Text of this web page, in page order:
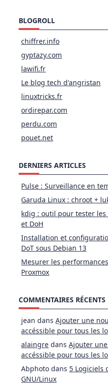
BLOGROLL
chiffrer.info
gyptazy.com
lawifi.fr
Le blog tech d'angristan
linuxtricks.fr
ordirepar.com
perdu.com
pouet.net
DERNIERS ARTICLES
Pulse : Surveillance en
Garuda Linux : chroot +
kdig : outil pour tester les
et DoH
Installation et
DoT sous Debian 13
Mesurer les
Proxmox
COMMENTAIRES RÉCENTS
jean dansAjouter une
accéssible pour tous les
alaingre dansAjouter
accéssible pour tous les
Abphoto dans 5 Logiciels
GNU/Linux